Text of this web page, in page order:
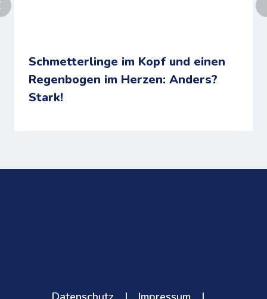
Schmetterlinge im Kopf und einen
Regenbogen im Herzen: Anders?
Stark!